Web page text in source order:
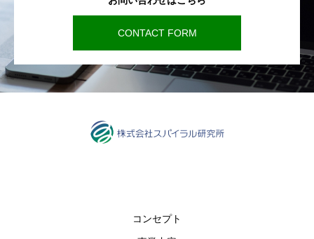
CONTACT FORM
コンセプト